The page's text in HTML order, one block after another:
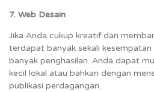
7. Web Desain
Jika Anda cukup kreatif dan
terdapat banyak sekali
banyak penghasilan. Anda dapat
kecil lokal atau bahkan dengan
publikasi perdagangan.